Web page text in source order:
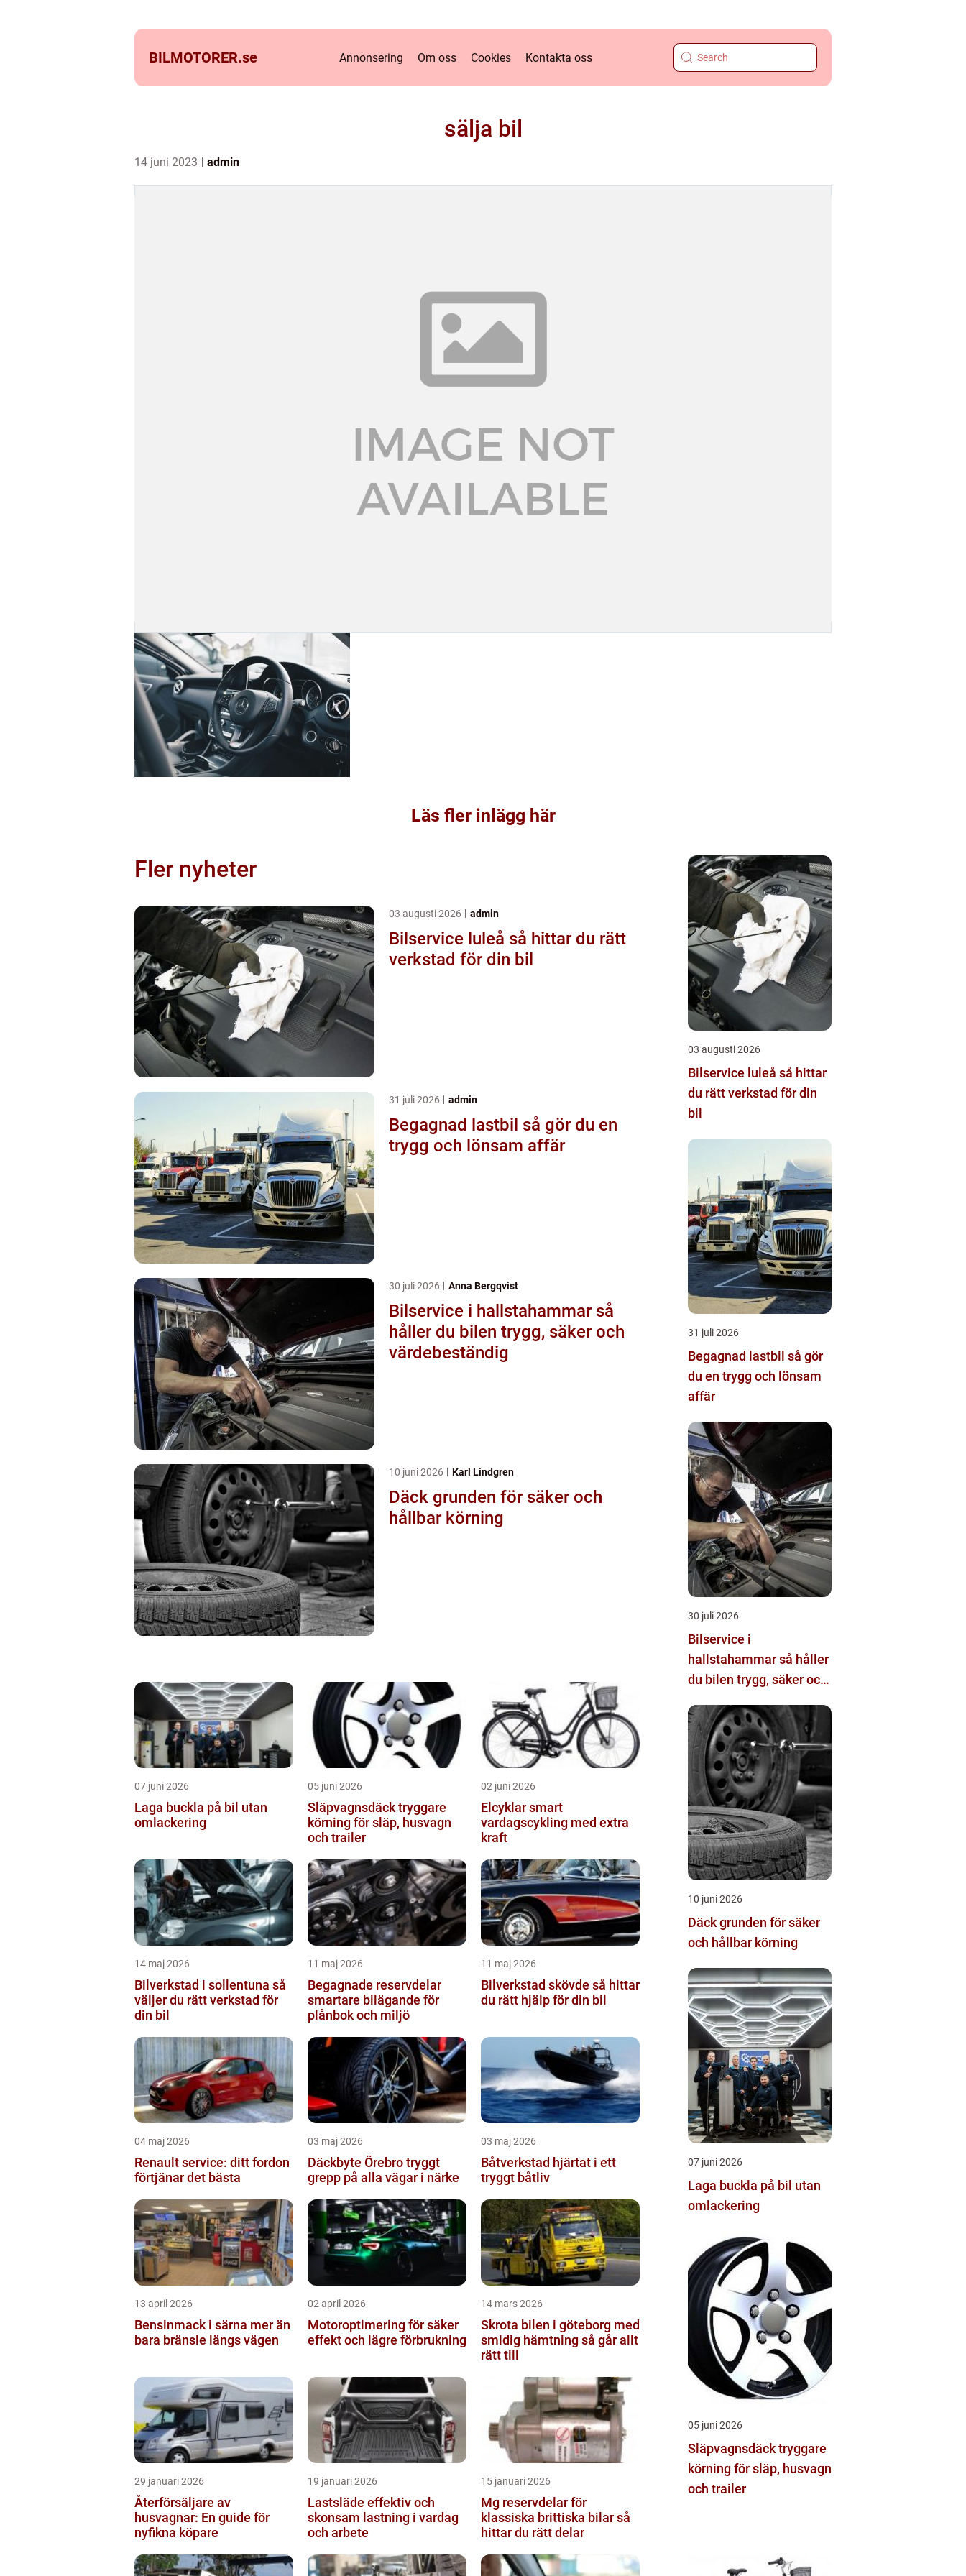
BILMOTORER.se Annonsering Om oss Cookies Kontakta oss
sälja bil
14 juni 2023 admin
Läs fler inlägg här
Fler nyheter
03 augusti 2026 admin
Bilservice luleå så hittar du rätt
verkstad för din bil
31 juli 2026 admin
Begagnad lastbil så gör du en
trygg och lönsam affär
30 juli 2026 Anna Bergqvist
Bilservice i hallstahammar så
håller du bilen trygg, säker och
värdebeständig
10 juni 2026 Karl Lindgren
Däck grunden för säker och
hållbar körning
07 juni 2026
Laga buckla på bil utan
omlackering
05 juni 2026
Släpvagnsdäck tryggare
körning för släp, husvagn
och trailer
02 juni 2026
Elcyklar smart
vardagscykling med extra
kraft
14 maj 2026
Bilverkstad i sollentuna så
väljer du rätt verkstad för
din bil
11 maj 2026
Begagnade reservdelar
smartare bilägande för
plånbok och miljö
11 maj 2026
Bilverkstad skövde så hittar
du rätt hjälp för din bil
04 maj 2026
Renault service: ditt fordon
förtjänar det bästa
03 maj 2026
Däckbyte Örebro tryggt
grepp på alla vägar i närke
03 maj 2026
Båtverkstad hjärtat i ett
tryggt båtliv
13 april 2026
Bensinmack i särna mer än
bara bränsle längs vägen
02 april 2026
Motoroptimering för säker
effekt och lägre förbrukning
14 mars 2026
Skrota bilen i göteborg med
smidig hämtning så går allt
rätt till
29 januari 2026
Återförsäljare av
husvagnar: En guide för
nyfikna köpare
19 januari 2026
Lastsläde effektiv och
skonsam lastning i vardag
och arbete
15 januari 2026
Mg reservdelar för
klassiska brittiska bilar så
hittar du rätt delar
03 augusti 2026
Bilservice luleå så hittar
du rätt verkstad för din
bil
31 juli 2026
Begagnad lastbil så gör
du en trygg och lönsam
affär
30 juli 2026
Bilservice i
hallstahammar så håller
du bilen trygg, säker och
10 juni 2026
Däck grunden för säker
och hållbar körning
07 juni 2026
Laga buckla på bil utan
omlackering
05 juni 2026
Släpvagnsdäck tryggare
körning för släp, husvagn
och trailer